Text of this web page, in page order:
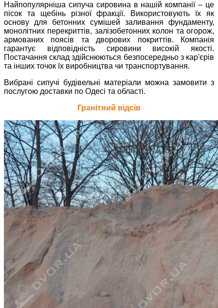
Найпопулярніша сипуча сировина в нашій компанії – це
пісок та щебінь різної фракції. Використовують їх як
основу для бетонних сумішей заливання фундаменту,
монолітних перекриттів, залізобетонних колон та огорож,
армованих поясів та дворових покриттів. Компанія
гарантує відповідність сировини високій якості.
Постачання склад здійснюються безпосередньо з кар'єрів
та інших точок їх виробництва чи транспортування.
Вибрані сипучі будівельні матеріали можна замовити з
послугою доставки по Одесі та області.
Гранітний відсів